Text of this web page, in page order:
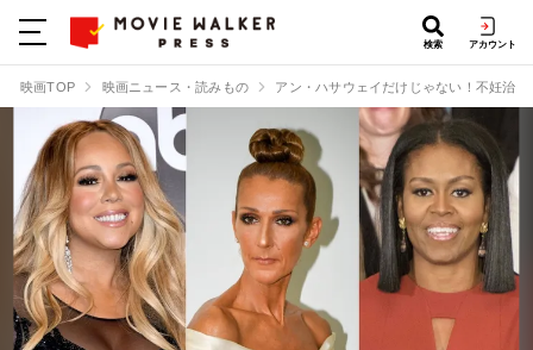
検索 アカウント
映画TOP 映画ニュース・読みもの アン・ハサウェイだけじゃない！不妊治